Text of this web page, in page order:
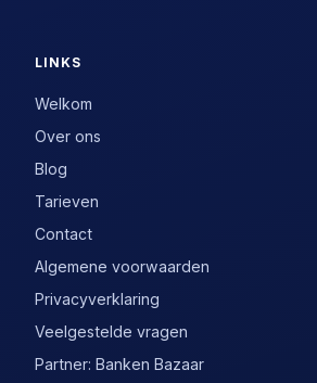
LINKS
Welkom
Over ons
Blog
Tarieven
Contact
Algemene voorwaarden
Privacyverklaring
Veelgestelde vragen
Partner: Banken Bazaar